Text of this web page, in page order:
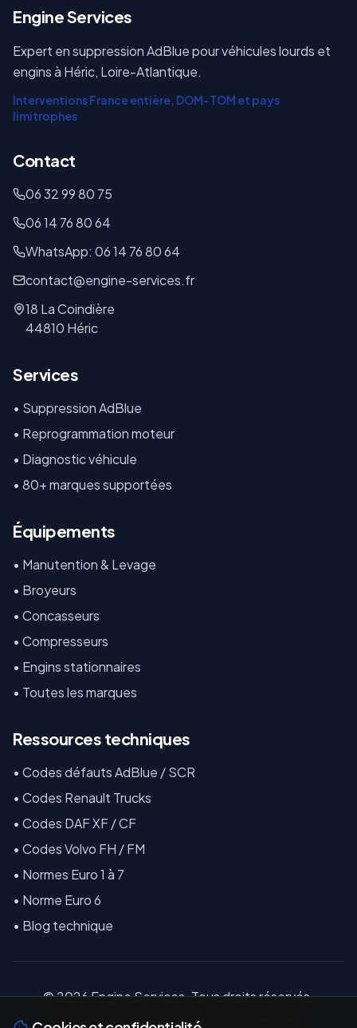
Engine Services
Expert en suppression AdBlue pour véhicules lourds et
engins à Héric, Loire-Atlantique.
Interventions France entière, DOM-TOM et pays
limitrophes
Contact
06 32 99 80 75
06 14 76 80 64
WhatsApp: 06 14 76 80 64
contact@engine-services.fr
18 La Coindière
44810 Héric
Services
• Suppression AdBlue
• Reprogrammation moteur
• Diagnostic véhicule
• 80+ marques supportées
Équipements
• Manutention & Levage
• Broyeurs
• Concasseurs
• Compresseurs
• Engins stationnaires
• Toutes les marques
Ressources techniques
• Codes défauts AdBlue / SCR
• Codes Renault Trucks
• Codes DAF XF / CF
• Codes Volvo FH / FM
• Normes Euro 1 à 7
• Norme Euro 6
• Blog technique
©2026Engine Services. Tous droits réservés.
18 La Coindière, 44810 Héric, Loire-Atlantique